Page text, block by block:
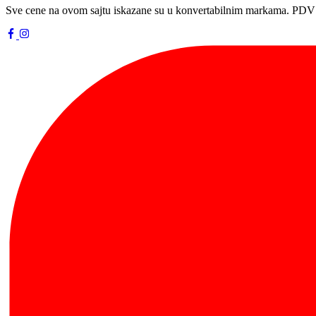
Sve cene na ovom sajtu iskazane su u konvertabilnim markama.